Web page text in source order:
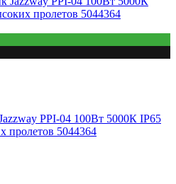
PPI-04 100Вт 5000К IP65
пролетов 5044364